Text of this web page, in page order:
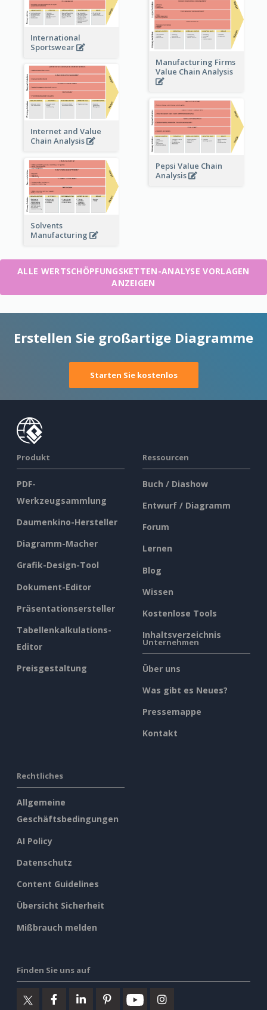
International
Sportswear
Manufacturing Firms
Value Chain Analysis
Internet and Value
Chain Analysis
Pepsi Value Chain
Analysis
Solvents
Manufacturing
ALLE WERTSCHÖPFUNGSKETTEN-ANALYSE VORLAGEN
ANZEIGEN
Erstellen Sie großartige Diagramme
Starten Sie kostenlos
Produkt
PDF-
Werkzeugsammlung
Daumenkino-Hersteller
Diagramm-Macher
Grafik-Design-Tool
Dokument-Editor
Präsentationsersteller
Tabellenkalkulations-
Editor
Preisgestaltung
Ressourcen
Buch / Diashow
Entwurf / Diagramm
Forum
Lernen
Blog
Wissen
Kostenlose Tools
Inhaltsverzeichnis
Unternehmen
Über uns
Was gibt es Neues?
Pressemappe
Kontakt
Rechtliches
Allgemeine
Geschäftsbedingungen
AI Policy
Datenschutz
Content Guidelines
Übersicht Sicherheit
Mißbrauch melden
Finden Sie uns auf